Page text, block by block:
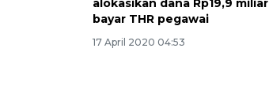
bayar THR pegawai
17 April 2020 04:53